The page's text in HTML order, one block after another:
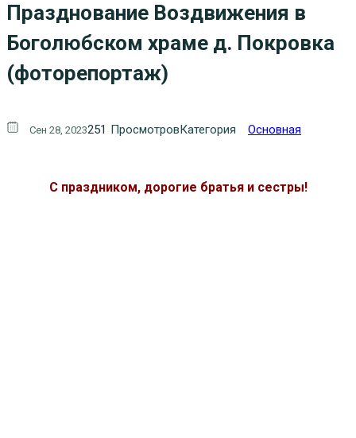
Празднование Воздвижения в
Боголюбском храме д. Покровка
(фоторепортаж)
Сен 28, 2023251 ПросмотровКатегория Основная
С праздником, дорогие братья и сестры!